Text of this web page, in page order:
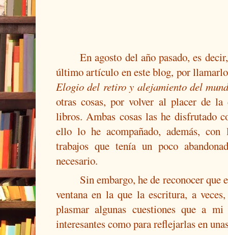
En agosto del año pasado, es
último artículo en este blog, por
Elogio del retiro y alejamiento del
otras cosas, por volver al placer de
libros. Ambas cosas las he disfrutado
ello lo he acompañado, además,
trabajos que tenía un poco
necesario.
Sin embargo, he de reconocer que
ventana en la que la escritura, a
plasmar algunas cuestiones que a
interesantes como para reflejarlas en